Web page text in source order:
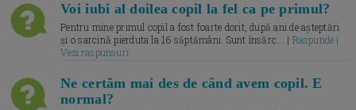
Voi iubi al doilea copil la fel ca pe primul?
Pentru mine primul copil a fost foarte dorit, după ani de așteptări
și o sarcină pierduta la 16 săptămâni. Sunt însărc... | Raspunde |
Vezi raspunsuri
Ne certăm mai des de când avem copil. E
normal?